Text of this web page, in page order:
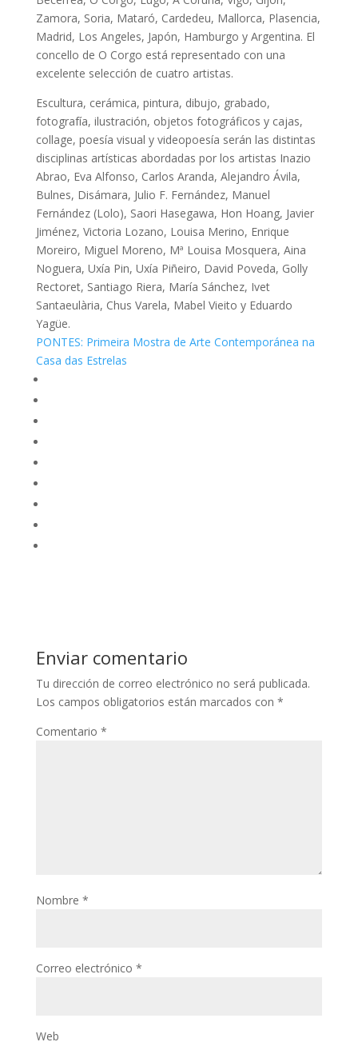
Zamora, Soria, Mataró, Cardedeu, Mallorca, Plasencia,
Madrid, Los Angeles, Japón, Hamburgo y Argentina. El
concello de O Corgo está representado con una
excelente selección de cuatro artistas.
Escultura, cerámica, pintura, dibujo, grabado,
fotografía, ilustración, objetos fotográficos y cajas,
collage, poesía visual y videopoesía serán las distintas
disciplinas artísticas abordadas por los artistas Inazio
Abrao, Eva Alfonso, Carlos Aranda, Alejandro Ávila,
Bulnes, Disámara, Julio F. Fernández, Manuel
Fernández (Lolo), Saori Hasegawa, Hon Hoang, Javier
Jiménez, Victoria Lozano, Louisa Merino, Enrique
Moreiro, Miguel Moreno, Mª Louisa Mosquera, Aina
Noguera, Uxía Pin, Uxía Piñeiro, David Poveda, Golly
Rectoret, Santiago Riera, María Sánchez, Ivet
Santaeulària, Chus Varela, Mabel Vieito y Eduardo
Yagüe.
PONTES: Primeira Mostra de Arte Contemporánea na
Casa das Estrelas
Enviar comentario
Tu dirección de correo electrónico no será publicada.
Los campos obligatorios están marcados con *
Comentario *
Nombre *
Correo electrónico *
Web